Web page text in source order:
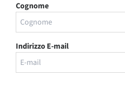
Cognome
Indirizzo E-mail